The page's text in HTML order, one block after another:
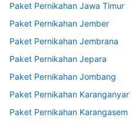
Paket Pernikahan Jawa Timur
Paket Pernikahan Jember
Paket Pernikahan Jembrana
Paket Pernikahan Jepara
Paket Pernikahan Jombang
Paket Pernikahan Karanganyar
Paket Pernikahan Karangasem